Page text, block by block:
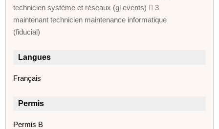
technicien système et réseaux (gl events)  3
maintenant technicien maintenance informatique
(fiducial)
Langues
Français
Permis
Permis B